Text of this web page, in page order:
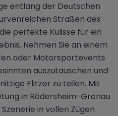
entlang der Deutschen
Straßen des
perfekte Kulisse für ein
Nehmen Sie an einem
oder Motorsportevents
auszutauschen und
Flitzer zu teilen. Mit
in Rödersheim-Gronau
in vollen Zügen